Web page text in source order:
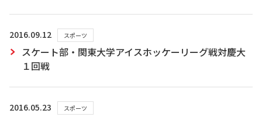
2016.09.12 スポーツ
スケート部・関東大学アイスホッケーリーグ戦対慶大
１回戦
2016.05.23 スポーツ